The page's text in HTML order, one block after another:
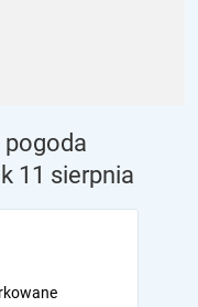
pogoda
11 sierpnia